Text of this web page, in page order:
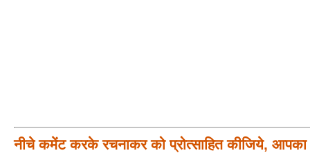
नीचे कमेंट करके रचनाकर को प्रोत्साहित कीजिये, आपका